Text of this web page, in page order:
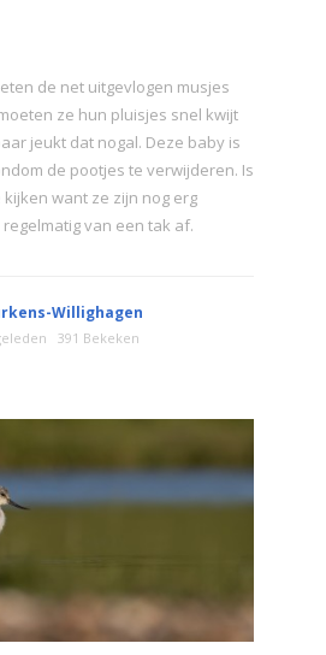
de net uitgevlogen musjes
ze hun pluisjes snel kwijt
jeukt dat nogal. Deze baby is
de pootjes te verwijderen. Is
want ze zijn nog erg
van een tak af.
Willighagen
391 Bekeken